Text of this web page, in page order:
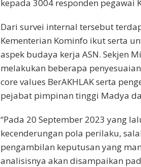
kepada 3004 responden pegawai
Dari survei internal tersebut
Kementerian Kominfo ikut serta
aspek budaya kerja ASN. Sekjen
melakukan beberapa
core values BerAKHLAK serta
pejabat pimpinan tinggi Madya
“Pada 20 September 2023 yang
kecenderungan pola perilaku,
pengambilan keputusan yang
analisisnya akan disampaikan